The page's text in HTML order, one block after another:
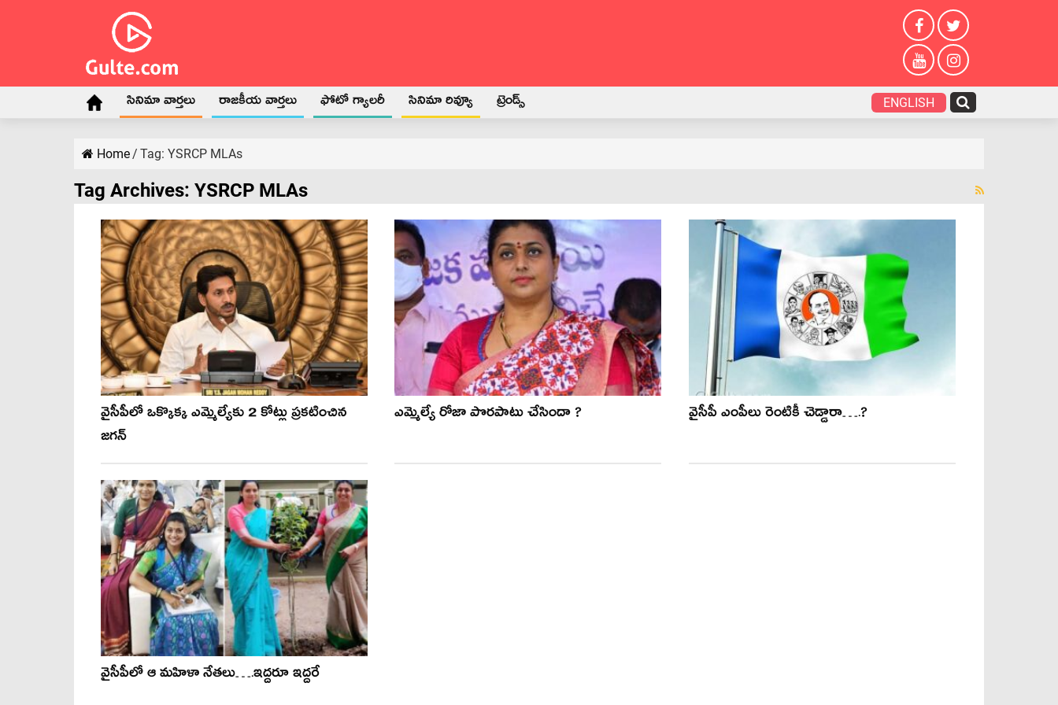
సినిమా వార్తలు రాజకీయ వార్తలు ఫోటో గ్యాలరీ సినిమా రివ్యూ ట్రెండ్స్ ENGLISH
Home/ Tag: YSRCP MLAs
Tag Archives: YSRCP MLAs
వైసీపీలో ఒక్కొక్క ఎమ్మెల్యేకు 2 కోట్లు ప్ర‌క‌టించిన
జ‌గ‌న్‌
ఎమ్మెల్యే రోజా పొరపాటు చేసిందా ? వైసీపీ ఎంపీలు రెంటికీ చెడ్డారా….?
వైసీపీలో ఆ మహిళా నేతలు….ఇద్దరూ ఇద్దరే